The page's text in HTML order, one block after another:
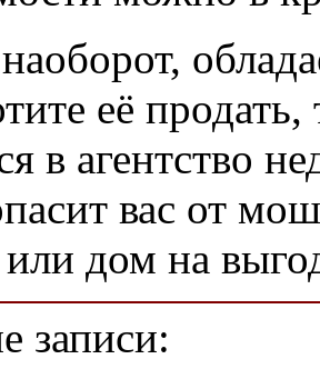
её
в агентство
вас от
или дом на
записи: